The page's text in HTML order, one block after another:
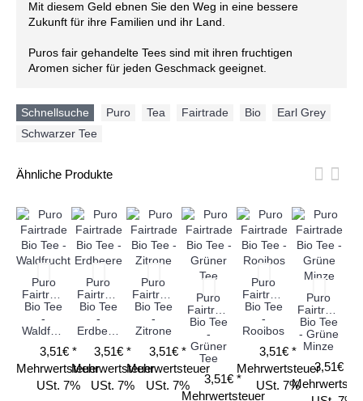
Mit diesem Geld ebnen Sie den Weg in eine bessere
Zukunft für ihre Familien und ihr Land.
Puros fair gehandelte Tees sind mit ihren fruchtigen
Aromen sicher für jeden Geschmack geeignet.
Schnellsuche Puro Tea Fairtrade Bio Earl Grey
Schwarzer Tee
Ähnliche Produkte
Puro
Fairtrade
Bio Tee
-
3,51€ *
Mehrwertsteuer
USt. 7%
Puro
Fairtrade
Bio Tee
-
Erdbeere
3,51€ *
Mehrwertsteuer
USt. 7%
Puro
Fairtrade
Bio Tee
-
Zitrone
3,51€ *
Mehrwertsteuer
USt. 7%
Puro
Fairtrade
Bio Tee
-
Grüner
Tee
3,51€ *
Mehrwertsteuer
Puro
Fairtrade
Bio Tee
-
Rooibos
3,51€ *
Mehrwertsteuer
USt. 7%
Puro
Fairtrade
Bio Tee
- Grüne
Minze
3,51€ *